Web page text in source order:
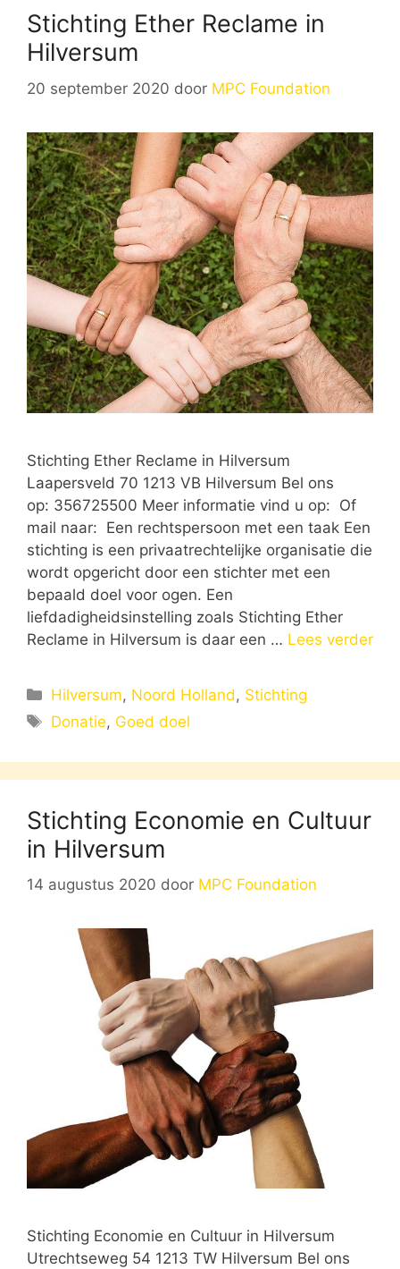
Stichting Ether Reclame in
Hilversum
20 september 2020 door MPC Foundation
Stichting Ether Reclame in Hilversum
Laapersveld 70 1213 VB Hilversum Bel ons
op: 356725500 Meer informatie vind u op: Of
mail naar: Een rechtspersoon met een taak Een
stichting is een privaatrechtelijke organisatie die
wordt opgericht door een stichter met een
bepaald doel voor ogen. Een
liefdadigheidsinstelling zoals Stichting Ether
Reclame in Hilversum is daar een … Lees verder
Categorieën
Hilversum, Noord Holland , Stichting
Tags
Donatie, Goed doel
Stichting Economie en Cultuur
in Hilversum
14 augustus 2020 door MPC Foundation
Stichting Economie en Cultuur in Hilversum
Utrechtseweg 54 1213 TW Hilversum Bel ons